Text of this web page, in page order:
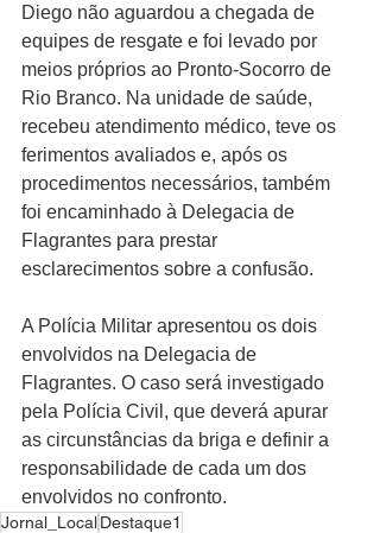
Diego não aguardou a chegada de
equipes de resgate e foi levado por
meios próprios ao Pronto-Socorro de
Rio Branco. Na unidade de saúde,
recebeu atendimento médico, teve os
ferimentos avaliados e, após os
procedimentos necessários, também
foi encaminhado à Delegacia de
Flagrantes para prestar
esclarecimentos sobre a confusão.
A Polícia Militar apresentou os dois
envolvidos na Delegacia de
Flagrantes. O caso será investigado
pela Polícia Civil, que deverá apurar
as circunstâncias da briga e definir a
responsabilidade de cada um dos
envolvidos no confronto.
Jornal_LocalDestaque1